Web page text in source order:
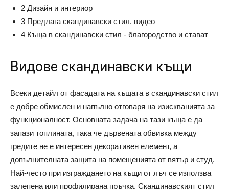
2 Дизайн и интериор
3 Предлага скандинавски стил. видео
4 Къща в скандинавски стил - благородство и стават
Видове скандинавски къщи
Всеки детайл от фасадата на къщата в скандинавски стил
е добре обмислен и напълно отговаря на изискванията за
функционалност. Основната задача на тази къща е да
запази топлината, така че дървената обвивка между
гредите не е интересен декоративен елемент, а
допълнителната защита на помещенията от вятър и студ.
Най-често при изграждането на къщи от лъч се използва
залепена или профилирана пръчка. Скандинавският стил